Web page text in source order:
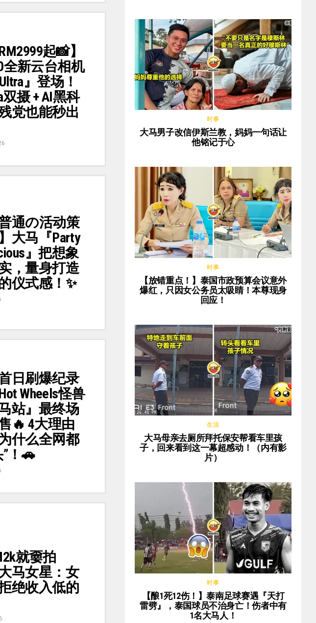
起📸】
全新云台相机
Ultra』登场！
双摄 + AI黑科
党也能秒出
普通の活动策
大马『Party
』把想象
，量身打造
仪式感！✨
日刷爆纪录
Wheels怪兽
站』最终场
🔥 4大理由
什么全网都
！🚗
就嫑拍
马女星：女
绝收入低的
时事
大马男子改信伊斯兰教，妈妈一句话让
他铭记于心
时事
【放错重点！】泰国市政预算会议意外
爆红，只因女公务员太吸睛！本尊现身
回应！
生活
大马母亲去厕所拜托保安帮看车里孩
子，回来看到这一幕超感动！（内有影
片）
时事
【酿1死12伤！】泰南足球赛遇『天打
雷劈』，泰国球员不治身亡！伤者中有
1名大马人！